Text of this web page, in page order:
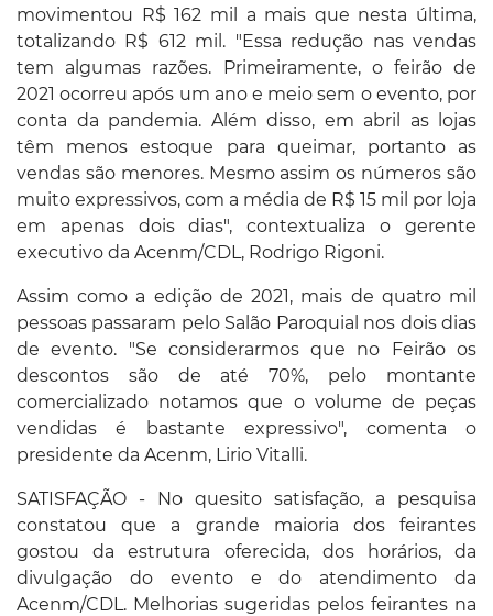
movimentou R$ 162 mil a mais que nesta última,
totalizando R$ 612 mil. "Essa redução nas vendas
tem algumas razões. Primeiramente, o feirão de
2021 ocorreu após um ano e meio sem o evento, por
conta da pandemia. Além disso, em abril as lojas
têm menos estoque para queimar, portanto as
vendas são menores. Mesmo assim os números são
muito expressivos, com a média de R$ 15 mil por loja
em apenas dois dias", contextualiza o gerente
executivo da Acenm/CDL, Rodrigo Rigoni.
Assim como a edição de 2021, mais de quatro mil
pessoas passaram pelo Salão Paroquial nos dois dias
de evento. "Se considerarmos que no Feirão os
descontos são de até 70%, pelo montante
comercializado notamos que o volume de peças
vendidas é bastante expressivo", comenta o
presidente da Acenm, Lirio Vitalli.
SATISFAÇÃO - No quesito satisfação, a pesquisa
constatou que a grande maioria dos feirantes
gostou da estrutura oferecida, dos horários, da
divulgação do evento e do atendimento da
Acenm/CDL. Melhorias sugeridas pelos feirantes na